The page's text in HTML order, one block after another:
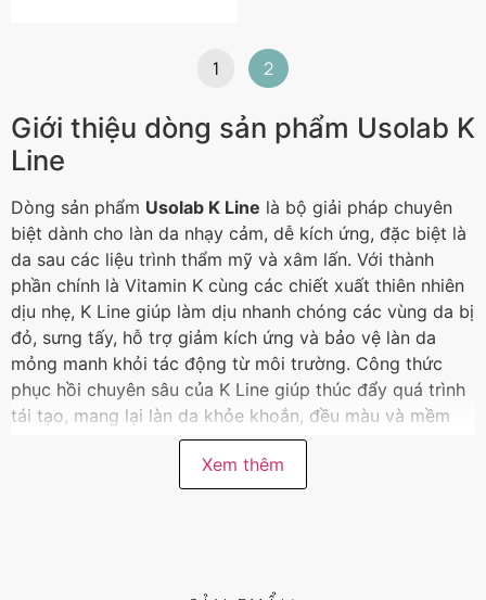
1 2
Giới thiệu dòng sản phẩm Usolab K
Line
Dòng sản phẩm Usolab K Line là bộ giải pháp chuyên
biệt dành cho làn da nhạy cảm, dễ kích ứng, đặc biệt là
da sau các liệu trình thẩm mỹ và xâm lấn. Với thành
phần chính là Vitamin K cùng các chiết xuất thiên nhiên
dịu nhẹ, K Line giúp làm dịu nhanh chóng các vùng da bị
đỏ, sưng tấy, hỗ trợ giảm kích ứng và bảo vệ làn da
mỏng manh khỏi tác động từ môi trường. Công thức
phục hồi chuyên sâu của K Line giúp thúc đẩy quá trình
tái tạo, mang lại làn da khỏe khoắn, đều màu và mềm
Bộ sản phẩm K Line bao gồm nhiều bước chăm sóc từ
tái tạo da vượt trội, K Line là lựa chọn lý tưởng cho
Xem thêm